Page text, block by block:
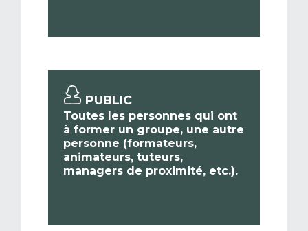
PUBLIC
Toutes les personnes qui ont
à former un groupe, une autre
personne (formateurs,
animateurs, tuteurs,
managers de proximité, etc.).